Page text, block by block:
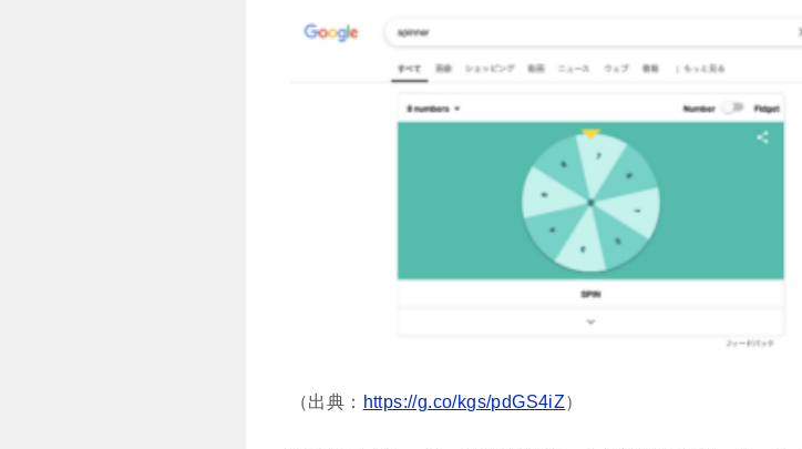
（出典： https://g.co/kgs/pdGS4iZ）